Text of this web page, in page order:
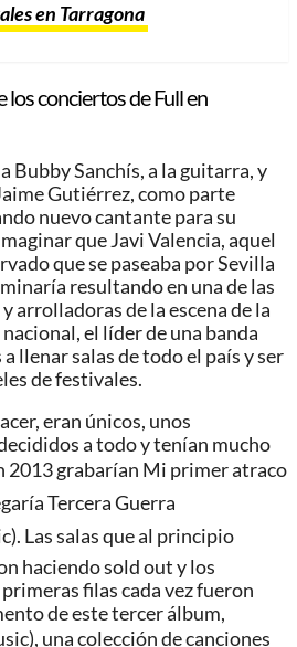
en Tarragona
conciertos de Full en
Bubby Sanchís, a la guitarra, y
Gutiérrez, como parte
nuevo cantante para su
que Javi Valencia, aquel
que se paseaba por Sevilla
resultando en una de las
arrolladoras de la escena de la
el líder de una banda
llenar salas de todo el país y ser
de festivales.
eran únicos, unos
a todo y tenían mucho
grabarían Mi primer atraco
Tercera Guerra
Las salas que al principio
haciendo sold out y los
filas cada vez fueron
de este tercer álbum,
una colección de canciones